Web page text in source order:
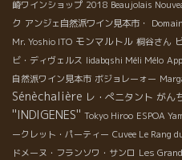
崎ワインショップ 2018 Beaujolais
ク アンジェ自然派ワイン見本市・
Mr. Yoshio ITO モンマルトル 桐谷さん
ビ・ディヴェルス Iidabqshi Méli Mélo
自然派ワイン見本市 ボジョレーォー
Sénèchalière レ・ぺニタント がん
''INDIGENES'' Tokyo Hiroo ESPOA
ークレット・パーティー Cuvee Le Rang
ドメーヌ・フランソワ・サンロ Les